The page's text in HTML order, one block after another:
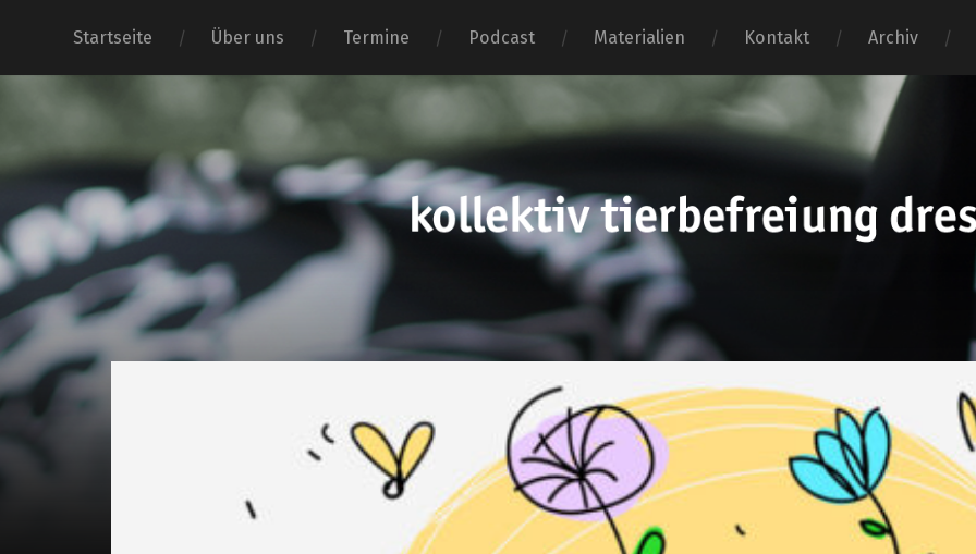
Startseite Über uns Termine Podcast Materialien Kontakt Archiv
dresden